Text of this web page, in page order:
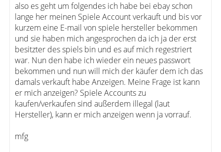
also es geht um folgendes ich habe bei ebay schon
lange her meinen Spiele Account verkauft und bis vor
kurzem eine E-mail von spiele hersteller bekommen
und sie haben mich angesprochen da ich ja der erst
besitzter des spiels bin und es auf mich regestriert
war. Nun den habe ich wieder ein neues passwort
bekommen und nun will mich der käufer dem ich das
damals verkauft habe Anzeigen. Meine Frage ist kann
er mich anzeigen? Spiele Accounts zu
kaufen/verkaufen sind außerdem illegal (laut
Hersteller), kann er mich anzeigen wenn ja vorrauf.
mfg